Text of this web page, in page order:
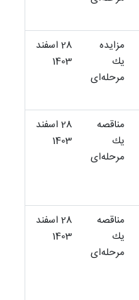
مزایده
یك
مرحله‌ای
28 اسفند
1403
مناقصه
یك
مرحله‌ای
28 اسفند
1403
مناقصه
یك
مرحله‌ای
28 اسفند
1403